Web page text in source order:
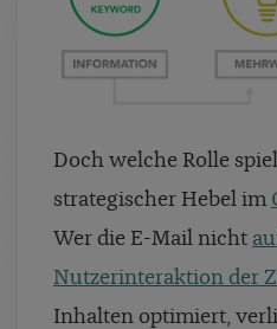
Doch welche Rolle
strategischer Hebel im
Wer die E-Mail nicht
Nutzerinteraktion der
Inhalten optimiert,